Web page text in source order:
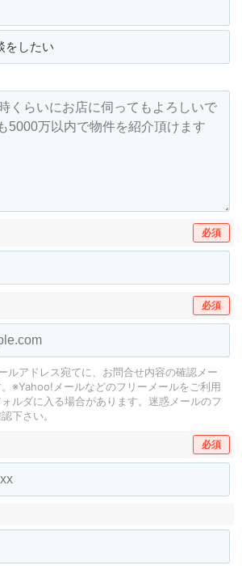
をしたい
必須
必須
ルアドレス宛てに、お問合せ内容の確認メー
※Yahoo!メールなどのフリーメールをご利用
ルダに入る場合があります。 迷惑メールのフ
下さい。
必須